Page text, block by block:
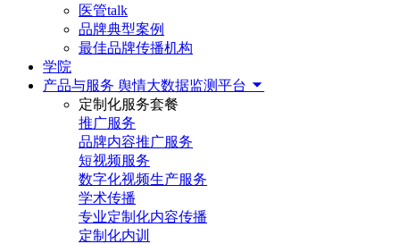
医管talk
品牌典型案例
最佳品牌传播机构
学院
产品与服务 舆情大数据监测平台
定制化服务套餐
推广服务
品牌内容推广服务
短视频服务
数字化视频生产服务
学术传播
专业定制化内容传播
定制化内训